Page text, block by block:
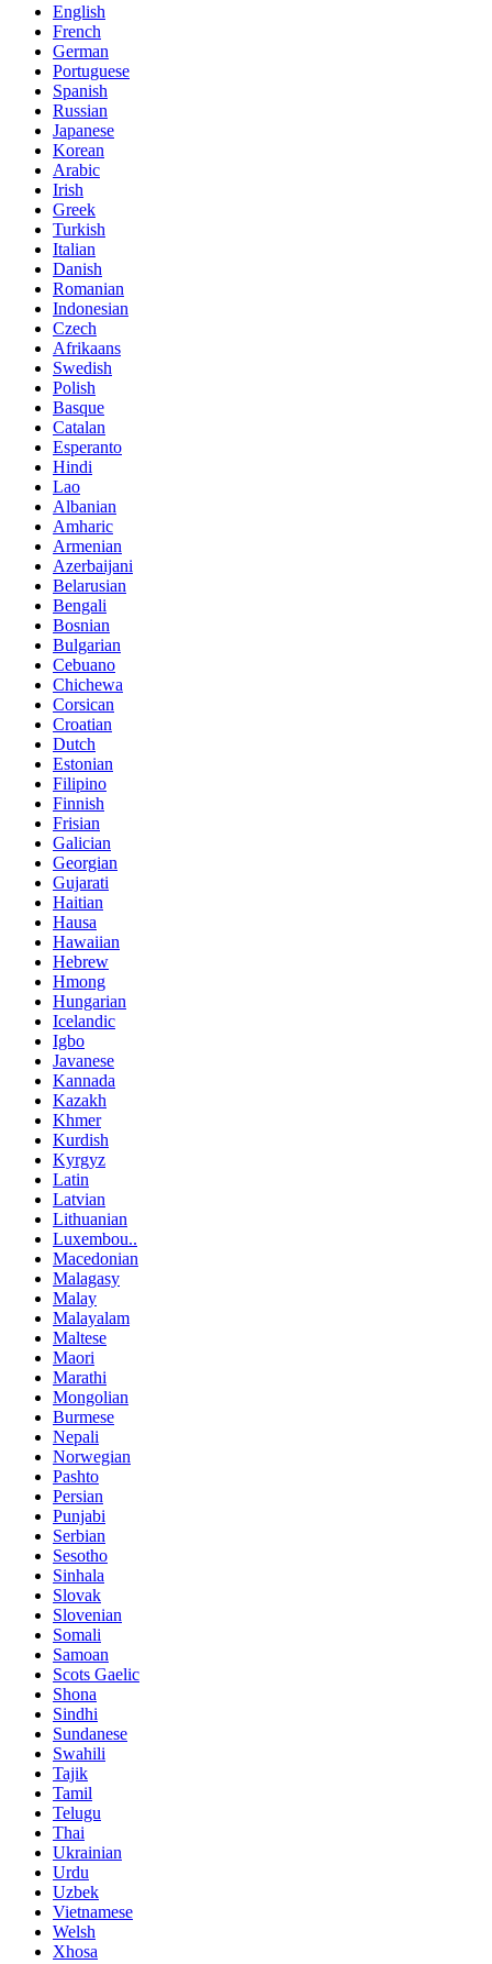
English
French
German
Portuguese
Spanish
Russian
Japanese
Korean
Arabic
Irish
Greek
Turkish
Italian
Danish
Romanian
Indonesian
Czech
Afrikaans
Swedish
Polish
Basque
Catalan
Esperanto
Hindi
Lao
Albanian
Amharic
Armenian
Azerbaijani
Belarusian
Bengali
Bosnian
Bulgarian
Cebuano
Chichewa
Corsican
Croatian
Dutch
Estonian
Filipino
Finnish
Frisian
Galician
Georgian
Gujarati
Haitian
Hausa
Hawaiian
Hebrew
Hmong
Hungarian
Icelandic
Igbo
Javanese
Kannada
Kazakh
Khmer
Kurdish
Kyrgyz
Latin
Latvian
Lithuanian
Luxembou..
Macedonian
Malagasy
Malay
Malayalam
Maltese
Maori
Marathi
Mongolian
Burmese
Nepali
Norwegian
Pashto
Persian
Punjabi
Serbian
Sesotho
Sinhala
Slovak
Slovenian
Somali
Samoan
Scots Gaelic
Shona
Sindhi
Sundanese
Swahili
Tajik
Tamil
Telugu
Thai
Ukrainian
Urdu
Uzbek
Vietnamese
Welsh
Xhosa